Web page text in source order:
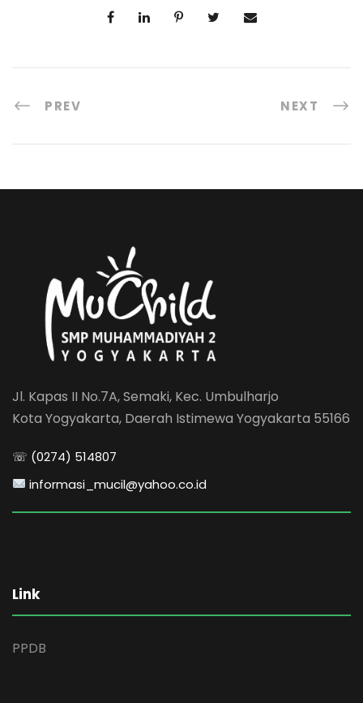
PREV NEXT
Jl. Kapas II No.7A, Semaki, Kec. Umbulharjo
Kota Yogyakarta, Daerah Istimewa Yogyakarta 55166
☏ (0274) 514807
informasi_mucil@yahoo.co.id
Link
PPDB